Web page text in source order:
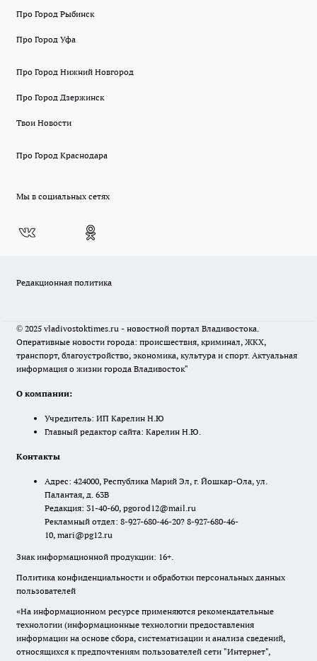
Про Город Рыбинск
Про Город Уфа
Про Город Нижний Новгород
Про Город Дзержинск
Твои Новости
Про Город Краснодара
Мы в социальных сетях
Редакционная политика
© 2025 vladivostoktimes.ru - новостной портал Владивостока.
Оперативные новости города: происшествия, криминал, ЖКХ,
транспорт, благоустройство, экономика, культура и спорт. Актуальная
информация о жизни города Владивосток"
О компании:
Учредитель: ИП Карелин Н.Ю
Главный редактор сайта: Карелин Н.Ю.
Контакты
Адрес: 424000, Республика Марий Эл, г. Йошкар-Ола, ул.
Палантая, д. 63В
Редакция: 31-40-60, pgorod12@mail.ru
Рекламный отдел: 8-927-680-46-20? 8-927-680-46-
10, mari@pg12.ru
Знак информационной продукции: 16+.
Политика конфиденциальности и обработки персональных данных
пользователей
«На информационном ресурсе применяются рекомендательные
технологии (информационные технологии предоставления
информации на основе сбора, систематизации и анализа сведений,
относящихся к предпочтениям пользователей сети "Интернет",